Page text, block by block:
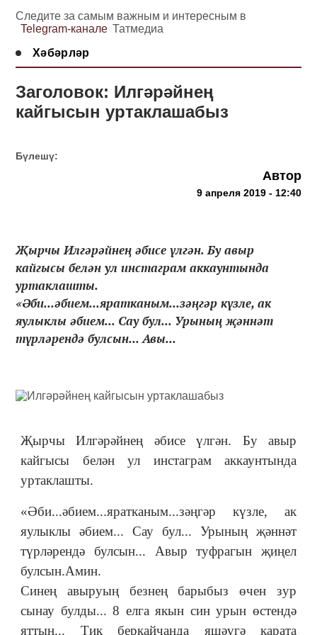
Следите за самым важным и интересным в
Telegram-канале Татмедиа
Хәбәрләр
Заголовок: Илгәрәйнең
кайгысын уртаклашабыз
Бүлешү:
Автор
9 апреля 2019 - 12:40
Җырчы Илгәрәйнең әбисе үлгән. Бу авыр
кайгысы белән ул инстаграм аккаунтында
уртаклашты.
«Әби...әбием...яратканым...зәңгәр күзле, ак
яулыклы әбием... Сау бул... Урының җәннәт
түрләрендә булсын... Авы...
Җырчы Илгәрәйнең әбисе үлгән. Бу авыр
кайгысы белән ул инстаграм аккаунтында
уртаклашты.
«Әби...әбием...яратканым...зәңгәр күзле, ак
яулыклы әбием... Сау бул... Урының җәннәт
түрләрендә булсын... Авыр туфрагын җиңел
булсын.Амин.
Синең авыруың безнең барыбыз өчен зур
сынау булды... 8 елга якын син урын өстендә
яттың... Тик беркайчанда яшәүгә карата